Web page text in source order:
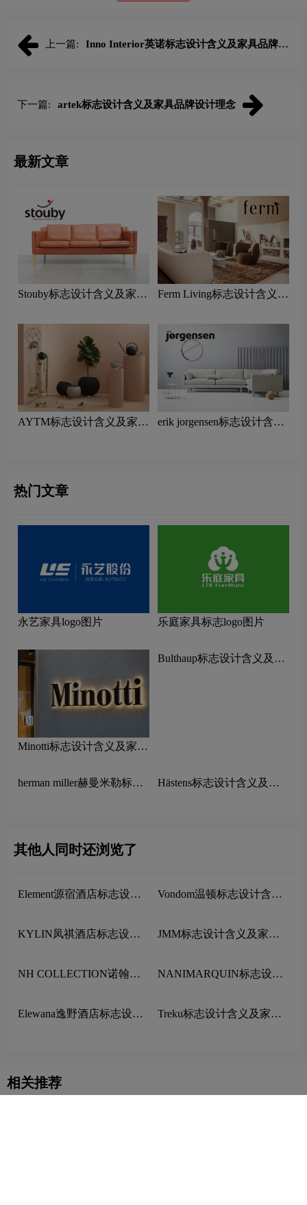
上一篇:
Inno Interior英诺标志设计含义及家具品牌设
下一篇: artek标志设计含义及家具品牌设计理念
最新文章
Stouby标志设计含义及家具
Ferm Living标志设计含义及
AYTM标志设计含义及家具
erik jorgensen标志设计含义
热门文章
永艺家具logo图片 乐庭家具标志logo图片
Minotti标志设计含义及家具
herman miller赫曼米勒标志
Hästens标志设计含义及家
其他人同时还浏览了
Element源宿酒店标志设计
Vondom温顿标志设计含义
KYLIN凤祺酒店标志设计
JMM标志设计含义及家具
NH COLLECTION诺翰精
NANIMARQUIN标志设计
Elewana逸野酒店标志设计
Treku标志设计含义及家具
相关推荐